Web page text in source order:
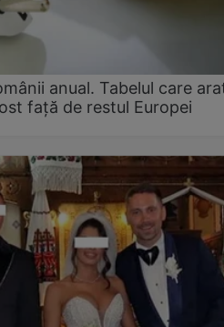
anual. Tabelul care
faţă de restul Europei